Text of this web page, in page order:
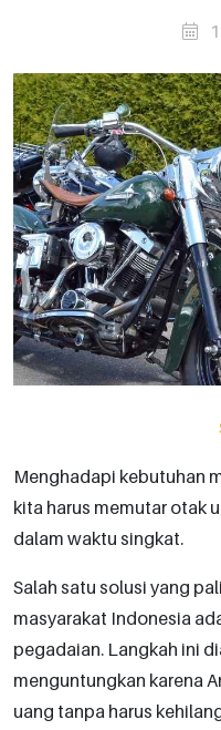
Menghadapi kebutuhan
kita harus memutar otak
dalam waktu singkat.
Salah satu solusi yang
masyarakat Indonesia
pegadaian. Langkah ini
menguntungkan karena
uang tanpa harus